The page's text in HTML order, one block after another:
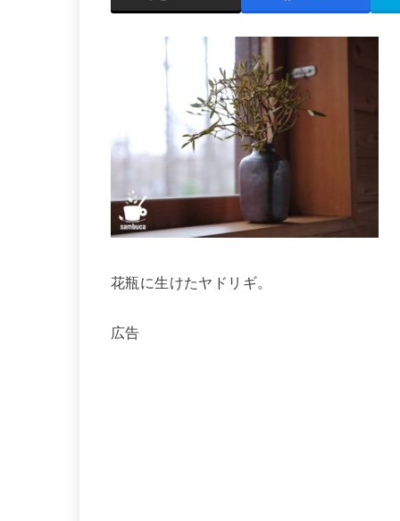
花瓶に生けたヤドリギ。
広告